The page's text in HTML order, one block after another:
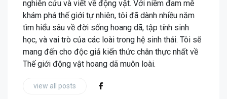
nghiên cứu và viết về động vật. Với niềm đam mê
khám phá thế giới tự nhiên, tôi đã dành nhiều năm
tìm hiểu sâu về đời sống hoang dã, tập tính sinh
học, và vai trò của các loài trong hệ sinh thái. Tôi sẽ
mang đến cho độc giả kiến thức chân thực nhất về
Thế giới động vật hoang dã muôn loài.
view all posts